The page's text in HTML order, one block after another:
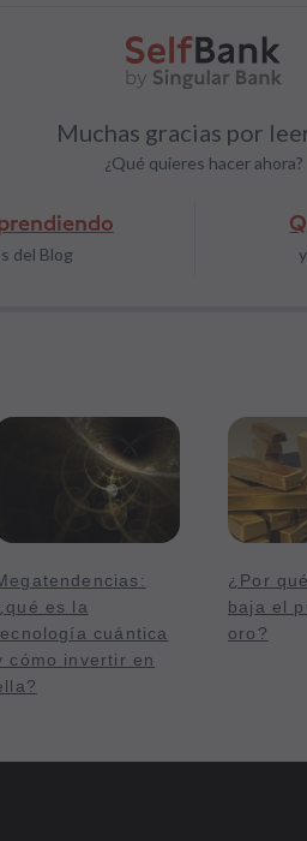
Muchas gracias por
¿Qué quieres hacer ahora?
del Blog
es la
cuántica
cómo invertir en
¿Por
baja el
oro?